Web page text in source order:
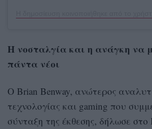
Η νοσταλγία και η ανάγκη να
πάντα νέοι
Ο Brian Benway, ανώτερος
τεχνολογίας και gaming που
σύνταξη της έκθεσης, δήλωσε στο